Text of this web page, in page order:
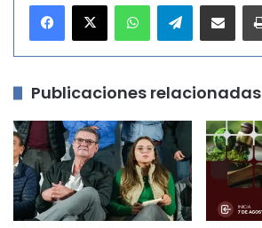
Telegram
Publicaciones relacionadas